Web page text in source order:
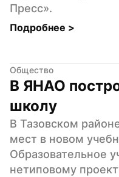
Пресс».
Подробнее >
Общество
В ЯНАО
школу
В Тазовском
мест в новом
Образовательное
нетиповому